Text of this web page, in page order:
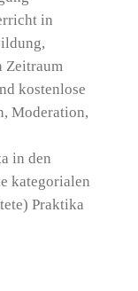
in
Zeitraum
kostenlose
Moderation,
in den
kategorialen
Praktika